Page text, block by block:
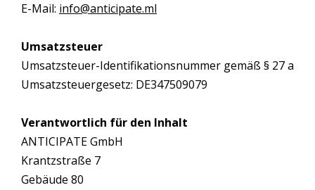
E-Mail: info@anticipate.ml
Umsatzsteuer
Umsatzsteuer-Identifikationsnummer gemäß § 27 a
Umsatzsteuergesetz: DE347509079
Verantwortlich für den Inhalt
ANTICIPATE GmbH
Krantzstraße 7
Gebäude 80